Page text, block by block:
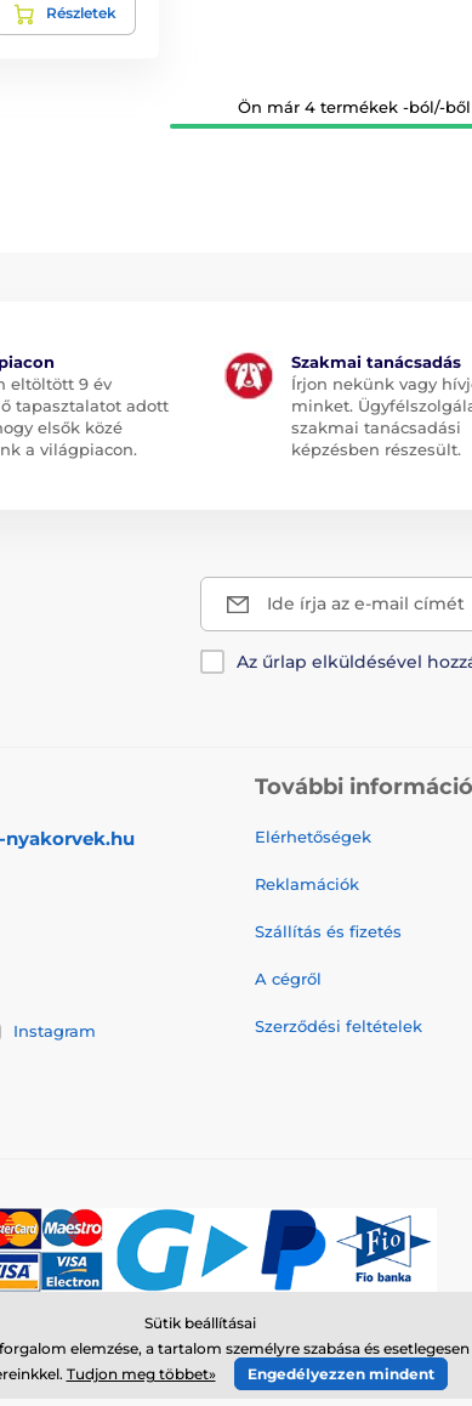
Részletek
Ön már 4 termékek -ból/-
eltöltött 9 év
tapasztalatot adott
elsők közé
a világpiacon.
Szakmai tanácsadás
Írjon nekünk vagy
minket.
szakmai tanácsadási
képzésben részesült.
Ide írja az e-mail címét
Az űrlap elküldésével
Instagram
További
Elérhetőségek
Reklamációk
Szállítás és fizetés
A cégről
Szerződési feltételek
nyakorvek.hu ⦁ Webshop szolgáltatónk a
Sütik beállításai
elemzése, a tartalom személyre szabása és
Tudjon meg többet» Engedélyezzen mindent